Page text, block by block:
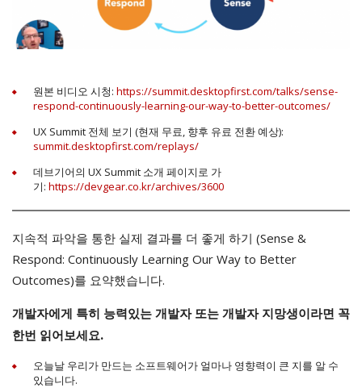
원본 비디오 시청: https://summit.desktopfirst.com/talks/sense-
respond-continuously-learning-our-way-to-better-outcomes/
UX Summit 전체 보기 (현재 무료, 향후 유료 전환 예상):
summit.desktopfirst.com/replays/
데브기어의 UX Summit 소개 페이지로 가
기: https://devgear.co.kr/archives/3600
지속적 파악을 통한 실제 결과를 더 좋게 하기 (Sense &
Respond: Continuously Learning Our Way to Better
Outcomes)를 요약했습니다.
개발자에게 특히 능력있는 개발자 또는 개발자 지망생이라면 꼭
한번 읽어보세요.
오늘날 우리가 만드는 소프트웨어가 얼마나 영향력이 큰 지를 알 수
있습니다.